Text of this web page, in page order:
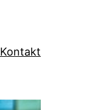
Kontakt